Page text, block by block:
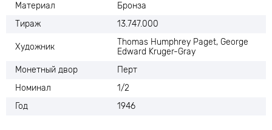
Материал
Бронза
Тираж
13.747.000
Художник
Thomas Humphrey Paget, George
Edward Kruger-Gray
Монетный двор
Перт
Номинал
1/2
Год
1946